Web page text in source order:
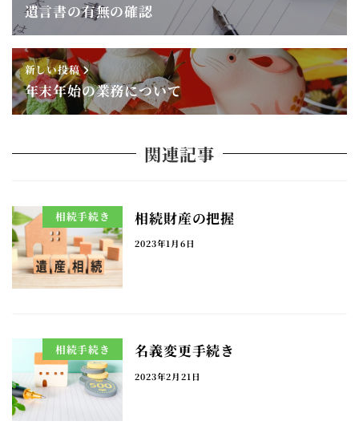
遺言書の有無の確認
新しい投稿
年末年始の業務について
関連記事
相続手続き 相続財産の把握
2023年1月6日
相続手続き 名義変更手続き
2023年2月21日